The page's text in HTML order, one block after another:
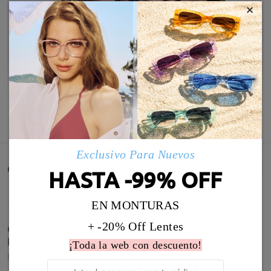
MOSTRAR MÁS
Comentarios de Clientes(1384)
Contenta me encantaron. Pedí progresivas y
bifocales. Todo bien
by
×
Exclusivo Para Nuevos
HASTA -99% OFF
EN MONTURAS
+ -20% Off Lentes
¡Toda la web con descuento!